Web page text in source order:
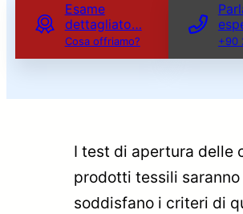
Esame
dettagliato…
Cosa offriamo? +90
I test di apertura delle
prodotti tessili
soddisfano i criteri di